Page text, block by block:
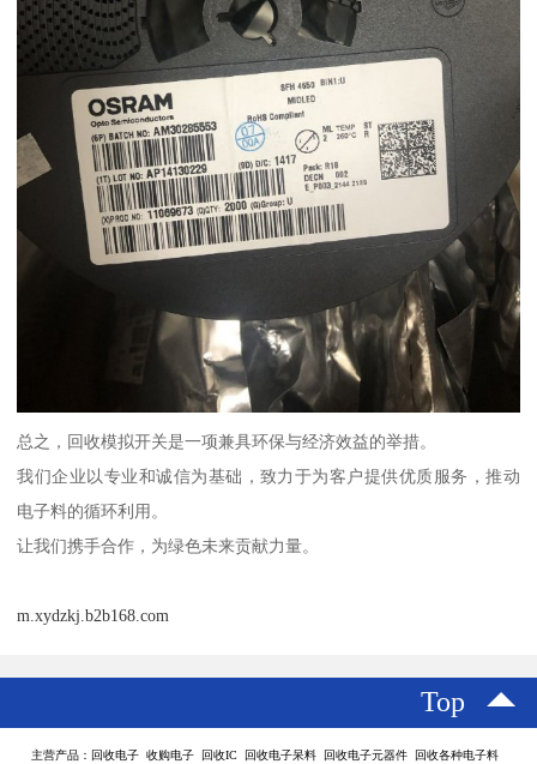
总之，回收模拟开关是一项兼具环保与经济效益的举措。
我们企业以专业和诚信为基础，致力于为客户提供优质服务，推动
电子料的循环利用。
让我们携手合作，为绿色未来贡献力量。
m.xydzkj.b2b168.com
Top
主营产品：回收电子 收购电子 回收IC 回收电子呆料 回收电子元器件 回收各种电子料